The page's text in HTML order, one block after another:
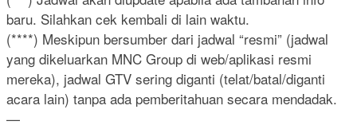
baru. Silahkan cek kembali di lain waktu.
(****) Meskipun bersumber dari jadwal “resmi” (jadwal
yang dikeluarkan MNC Group di web/aplikasi resmi
mereka), jadwal GTV sering diganti (telat/batal/diganti
acara lain) tanpa ada pemberitahuan secara mendadak.
—